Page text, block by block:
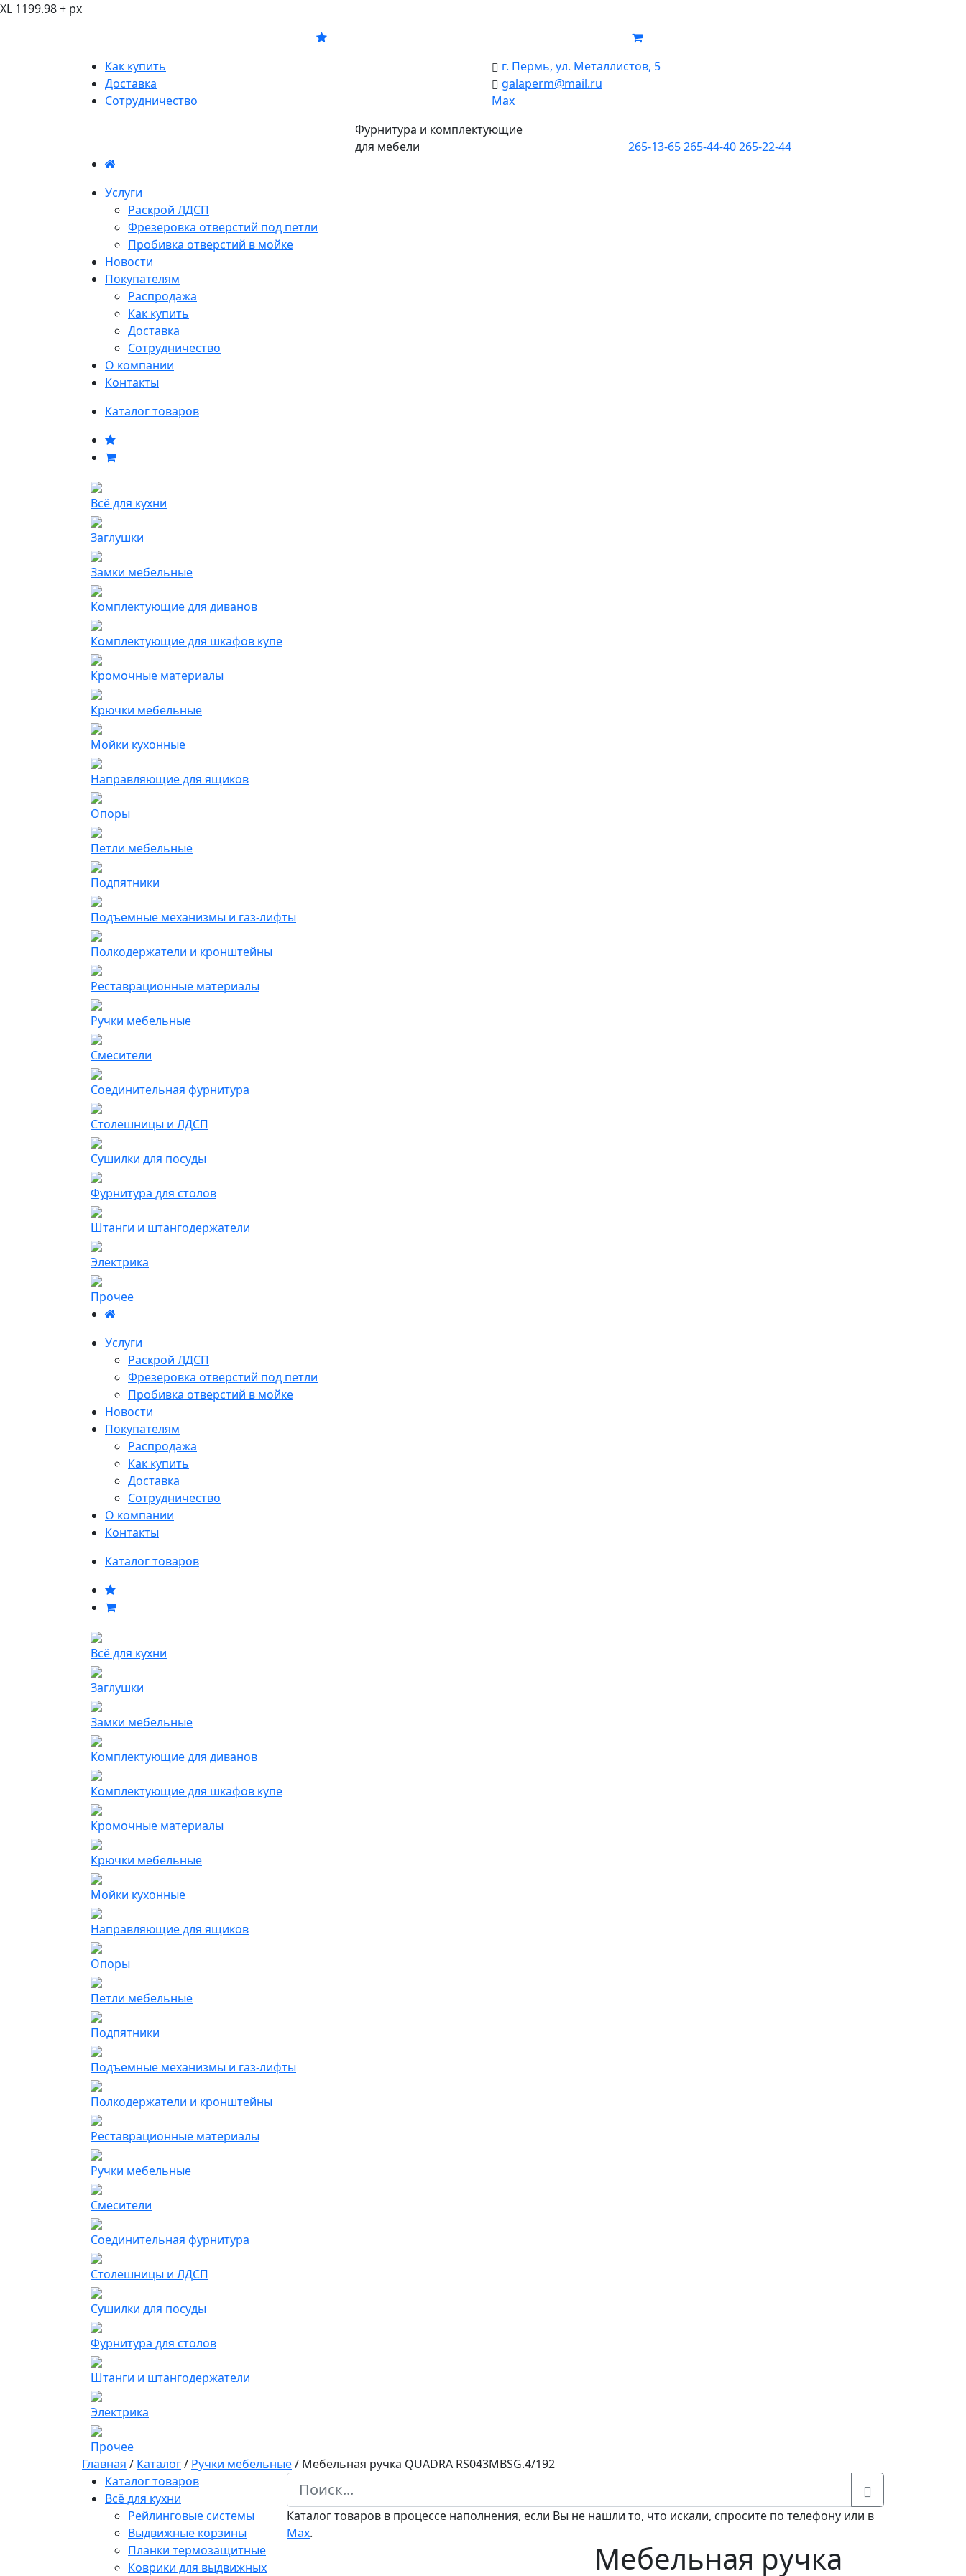
XL 1199.98 + px
Как купить
Доставка
Сотрудничество
г. Пермь, ул. Металлистов, 5
galaperm@mail.ru
Мах
Фурнитура и комплектующие
для мебели
265-13-65265-44-40265-22-44
Услуги
Раскрой ЛДСП
Фрезеровка отверстий под петли
Пробивка отверстий в мойке
Новости
Покупателям
Распродажа
Как купить
Доставка
Сотрудничество
О компании
Контакты
Каталог товаров
Всё для кухни
Заглушки
Замки мебельные
Комплектующие для диванов
Комплектующие для шкафов купе
Кромочные материалы
Крючки мебельные
Мойки кухонные
Направляющие для ящиков
Опоры
Петли мебельные
Подпятники
Подъемные механизмы и газ-лифты
Полкодержатели и кронштейны
Реставрационные материалы
Ручки мебельные
Смесители
Соединительная фурнитура
Столешницы и ЛДСП
Сушилки для посуды
Фурнитура для столов
Штанги и штангодержатели
Электрика
Прочее
Услуги
Раскрой ЛДСП
Фрезеровка отверстий под петли
Пробивка отверстий в мойке
Новости
Покупателям
Распродажа
Как купить
Доставка
Сотрудничество
О компании
Контакты
Каталог товаров
Всё для кухни
Заглушки
Замки мебельные
Комплектующие для диванов
Комплектующие для шкафов купе
Кромочные материалы
Крючки мебельные
Мойки кухонные
Направляющие для ящиков
Опоры
Петли мебельные
Подпятники
Подъемные механизмы и газ-лифты
Полкодержатели и кронштейны
Реставрационные материалы
Ручки мебельные
Смесители
Соединительная фурнитура
Столешницы и ЛДСП
Сушилки для посуды
Фурнитура для столов
Штанги и штангодержатели
Электрика
Прочее
Главная / Каталог/ Ручки мебельные/ Мебельная ручка QUADRA RS043MBSG.4/192
Каталог товаров
Всё для кухни
Рейлинговые системы
Выдвижные корзины
Планки термозащитные
Коврики для выдвижных
Каталог товаров в процессе наполнения, если Вы не нашли то, что искали, спросите по телефону или в
Мах.
Мебельная ручка